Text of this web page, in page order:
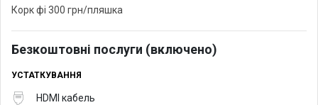
Корк фі 300 грн/пляшка
Безкоштовні послуги (включено)
УСТАТКУВАННЯ
HDMI кабель